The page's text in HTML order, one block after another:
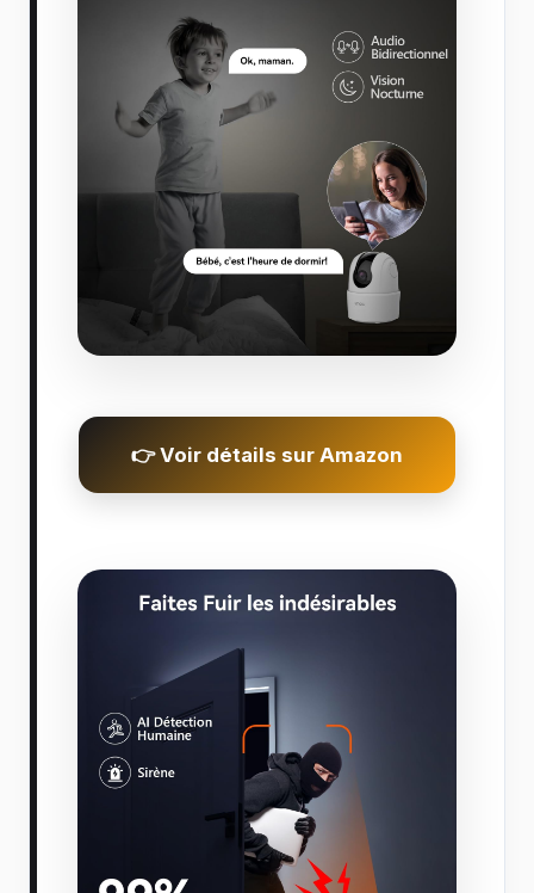
👉 Voir détails sur Amazon